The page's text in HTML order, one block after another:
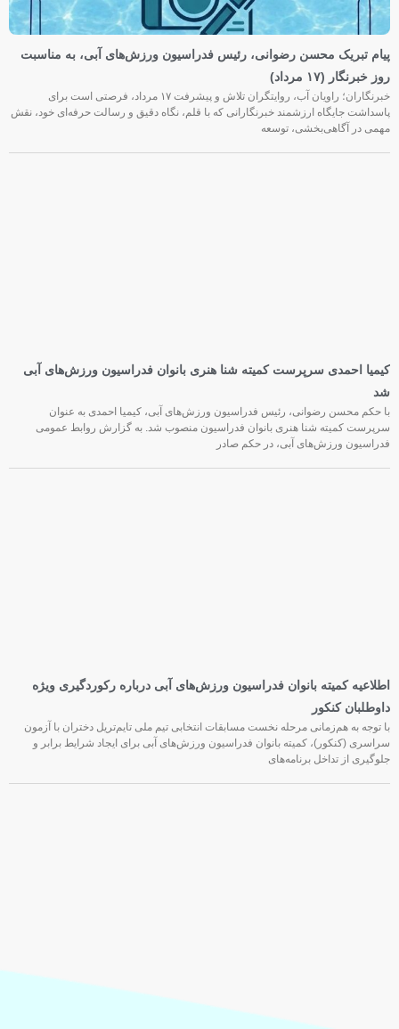
پیام تبریک محسن رضوانی، رئیس فدراسیون ورزش‌های آبی، به مناسبت
روز خبرنگار (۱۷ مرداد)
خبرنگاران؛ راویان آب، روایتگران تلاش و پیشرفت ۱۷ مرداد، فرصتی است برای
پاسداشت جایگاه ارزشمند خبرنگارانی که با قلم، نگاه دقیق و رسالت حرفه‌ای خود، نقش
مهمی در آگاهی‌بخشی، توسعه
کیمیا احمدی سرپرست کمیته شنا هنری بانوان فدراسیون ورزش‌های آبی
شد
با حکم محسن رضوانی، رئیس فدراسیون ورزش‌های آبی، کیمیا احمدی به عنوان
سرپرست کمیته شنا هنری بانوان فدراسیون منصوب شد. به گزارش روابط عمومی
فدراسیون ورزش‌های آبی، در حکم صادر
اطلاعیه کمیته بانوان فدراسیون ورزش‌های آبی درباره رکوردگیری ویژه
داوطلبان کنکور
با توجه به هم‌زمانی مرحله نخست مسابقات انتخابی تیم ملی تایم‌تریل دختران با آزمون
سراسری (کنکور)، کمیته بانوان فدراسیون ورزش‌های آبی برای ایجاد شرایط برابر و
جلوگیری از تداخل برنامه‌های